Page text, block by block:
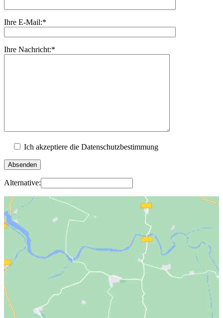
Ihre E-Mail:*
Ihre Nachricht:*
Ich akzeptiere die Datenschutzbestimmung
Alternative: